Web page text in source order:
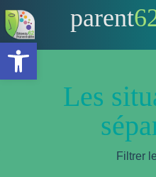
Ouvrir la barre d’outils
parent
Les
Filtrer